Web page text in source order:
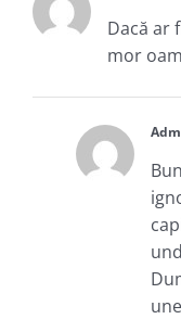
Dacă ar
mor